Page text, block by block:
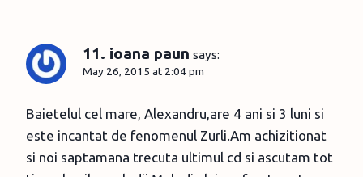
11. ioana paun says:
May 26, 2015 at 2:04 pm
Baietelul cel mare, Alexandru,are 4 ani si 3 luni si
este incantat de fenomenul Zurli.Am achizitionat
si noi saptamana trecuta ultimul cd si ascutam tot